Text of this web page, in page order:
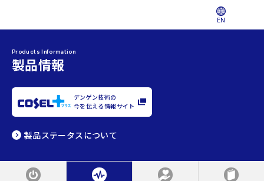
EN
Products Information
製品情報
デンゲン技術の
今を伝える情報サイト
製品ステータスについて